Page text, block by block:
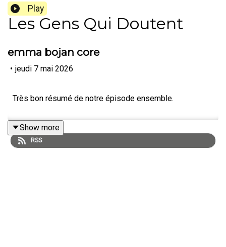
Play
Les Gens Qui Doutent
emma bojan core
• jeudi 7 mai 2026
Très bon résumé de notre épisode ensemble.
Show more
RSS